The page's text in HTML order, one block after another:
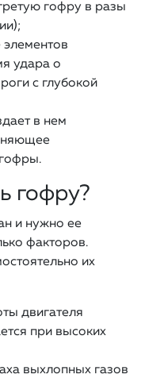
гофру в разы
удара о
с глубокой
в нем
гофру?
и нужно ее
факторов.
их
двигателя
при высоких
выхлопных газов